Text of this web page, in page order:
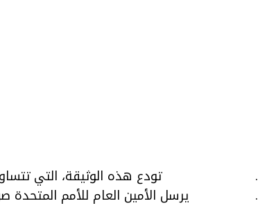
تودع هذه الوثيقة، التي
يرسل الأمين العام للأمم المتحدة صورة